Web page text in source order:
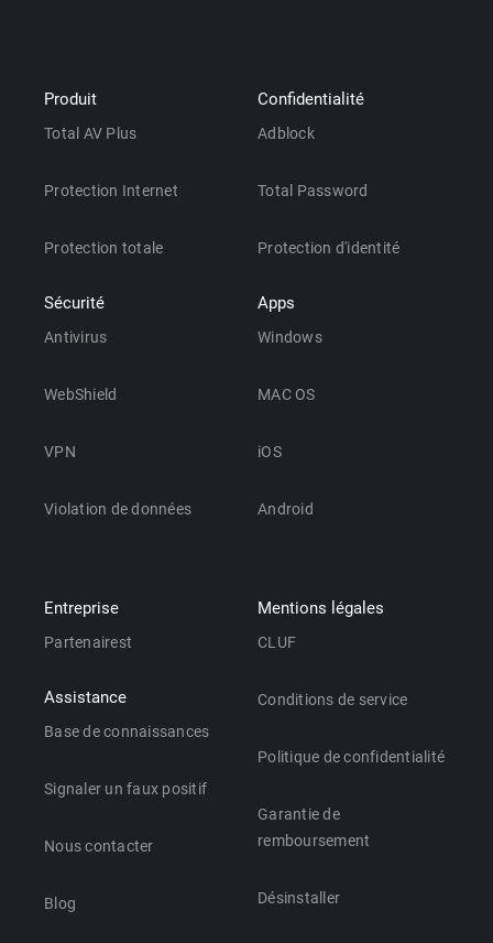
Produit
Total AV Plus
Protection Internet
Protection totale
Sécurité
Antivirus
WebShield
VPN
Violation de données
Confidentialité
Adblock
Total Password
Protection d'identité
Apps
Windows
MAC OS
iOS
Android
Entreprise
Partenairest
Assistance
Base de connaissances
Signaler un faux positif
Nous contacter
Blog
Mentions légales
CLUF
Conditions de service
Politique de confidentialité
Garantie de
remboursement
Désinstaller